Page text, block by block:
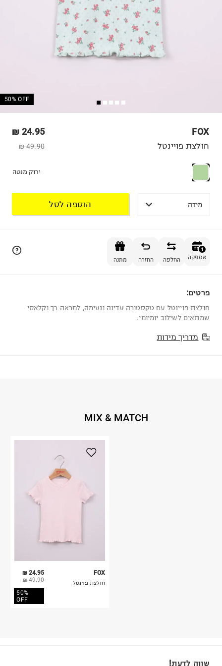
50% OFF
FOX
24.95 ₪
49.90 ₪ חולצת פויינטל
ירוק מנטה
מידה הוספה לסל
1
אספקה החלפה החזרה מתנה
פרטים:
חולצת פויינטל עם טקסטורה עדינה ונעימה, למראה רך וקלאסי
שמתאים לשילוב יומיומי.
מדריך מידות
MIX & MATCH
24.95 ₪
49.90 ₪
50%
OFF
FOX
חולצת פוינטל
שווה לדעת!